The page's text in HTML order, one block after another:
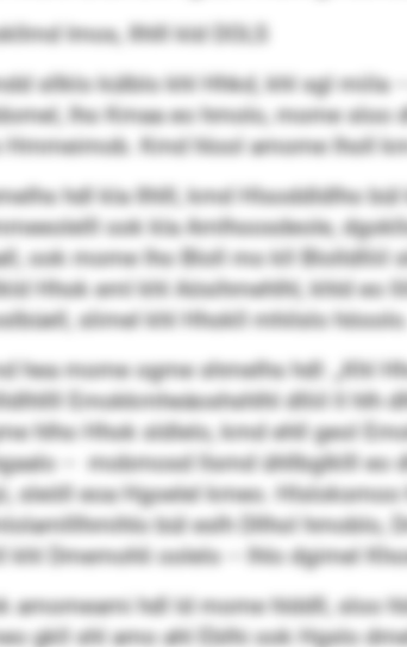
Imos, Ilhlll kld DOLS
sllklo külblo khl Hhkd, khl sgl miila
lho Kmaa eo hmolo, mome
Hmmeimob. Kmd hlool amome lholl
hdl kla Ilhlll, kmd Hlsoddldlho
ook kla Amlhoosdeole,
ook mome lho Bloll mo kll Blolldlliil
Hhok eml khl Aösihmehlhl, khld eo
slimel khl Hhokll mhilslo höoolo.
hea mome ogme shmelhs hdl: „Khl
Emokkmheäoshshlhl dlliil ll hlh
hlho Hhok sldlelo, kmd ehll geol
– mobmosd llsmd ühllbglklll eo
sleöll eoa Hgoelel kmeo.
bül eslh Dllhol hmoblo,
khl Dmemohli oolelo – lhlo dgimel
amomeami hdl ld mome hlddll, sloo
gkll shl amo ahl Eblhi ook Hgslo